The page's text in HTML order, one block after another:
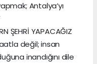
Antalya’yı
ŞEHRİ YAPACAĞIZ
değil; insan
inandığını dile